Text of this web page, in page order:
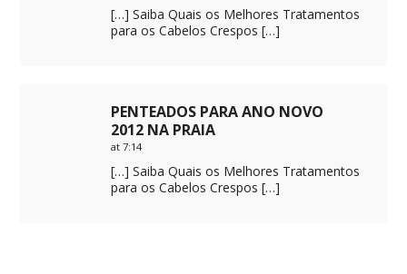
[…] Saiba Quais os Melhores Tratamentos
para os Cabelos Crespos […]
PENTEADOS PARA ANO NOVO
2012 NA PRAIA
at 7:14
[…] Saiba Quais os Melhores Tratamentos
para os Cabelos Crespos […]